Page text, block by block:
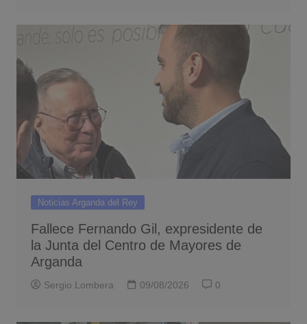
Noticias Arganda del Rey
Fallece Fernando Gil, expresidente de
la Junta del Centro de Mayores de
Arganda
Sergio Lombera 09/08/2026 0